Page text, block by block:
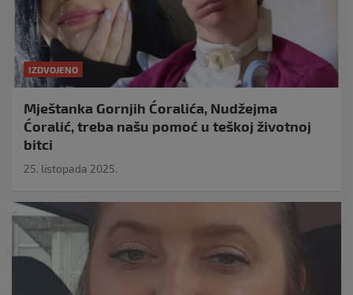
IZDVOJENO
Mještanka Gornjih Ćoralića, Nudžejma
Ćoralić, treba našu pomoć u teškoj životnoj
bitci
25. listopada 2025.